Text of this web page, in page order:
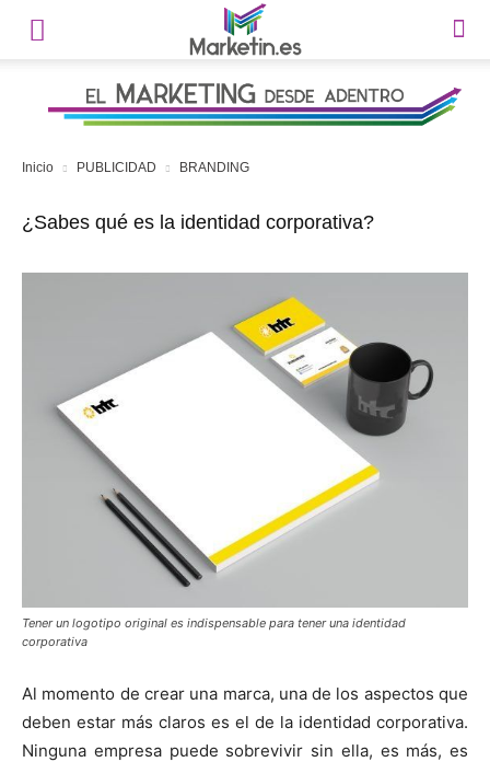
Inicio PUBLICIDAD BRANDING
¿Sabes qué es la identidad corporativa?
Tener un logotipo original es indispensable para tener una identidad
corporativa
Al momento de crear una marca, una de los aspectos que
deben estar más claros es el de la identidad corporativa.
Ninguna empresa puede sobrevivir sin ella, es más, es